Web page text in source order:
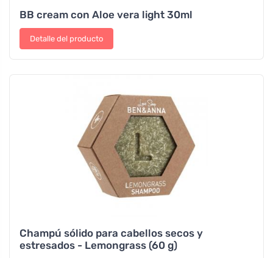
BB cream con Aloe vera light 30ml
Detalle del producto
Champú sólido para cabellos secos y
estresados - Lemongrass (60 g)